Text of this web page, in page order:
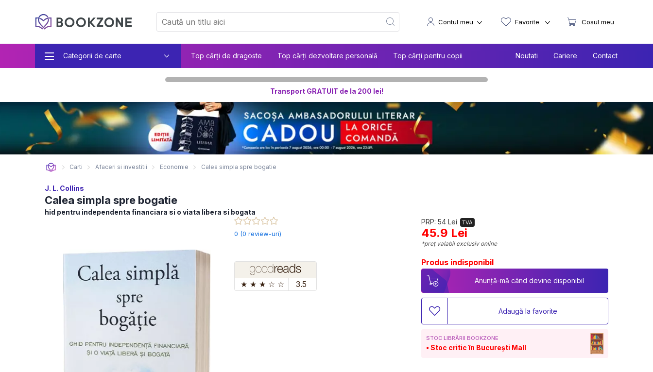
Categorii de carte Top cărți de dragoste Top cărți dezvoltare personală Top cărți pentru copii Noutati Cariere Contact
Contul meu Favorite Cosul meu
Transport GRATUIT de la 200 lei!
Carti Afaceri si investitii Economie Calea simpla spre bogatie
J. L. Collins
Calea simpla spre bogatie
hid pentru independenta financiara si o viata libera si bogata
0 (0 review-uri)
PRP: 54 Lei TVA
45.9 Lei
*preț valabil exclusiv online
★ ★ ★ ☆ ☆ 3.5
Produs indisponibil
Anunță-mă când devine disponibil
Adaugă la favorite
STOC LIBRĂRII BOOKZONE
Stoc critic în București Mall